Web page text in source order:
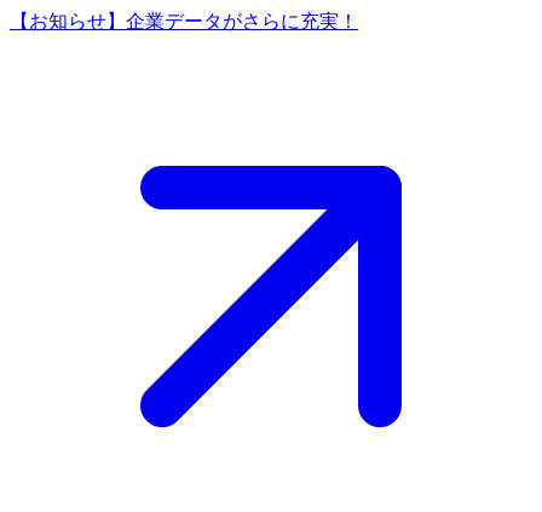
【お知らせ】企業データがさらに充実！